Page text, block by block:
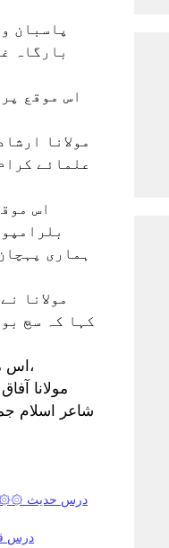
پاسبان
بارگاہ
اس موقع
مولانا
علمائے
اس
ہماری
مولانا
کہا کہ سچ
اس موقع پر مفتی عبد الرحمن بہرائچ، مفتی سہیل اختربہرائچ، مولانا جمال اختر صدف گونڈوی،
شاعر اسلام